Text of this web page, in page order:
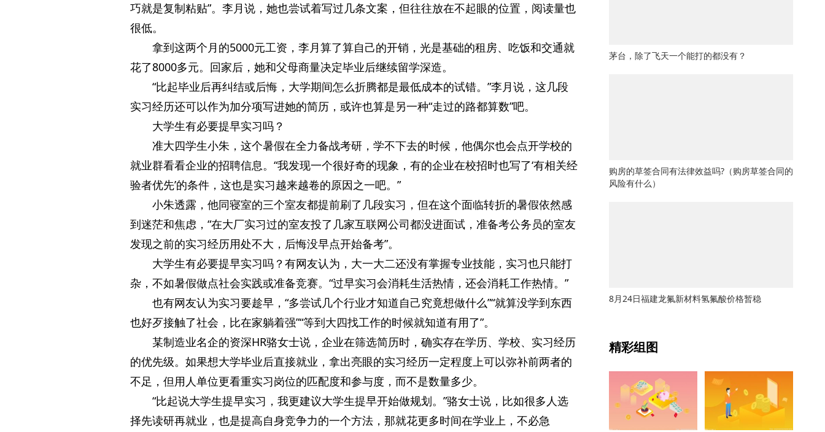
巧就是复制粘贴”。李月说，她也尝试着写过几条文案，但往往放在不起眼的位置，阅读量也
很低。
拿到这两个月的5000元工资，李月算了算自己的开销，光是基础的租房、吃饭和交通就
花了8000多元。回家后，她和父母商量决定毕业后继续留学深造。
“比起毕业后再纠结或后悔，大学期间怎么折腾都是最低成本的试错。”李月说，这几段
实习经历还可以作为加分项写进她的简历，或许也算是另一种“走过的路都算数”吧。
大学生有必要提早实习吗？
准大四学生小朱，这个暑假在全力备战考研，学不下去的时候，他偶尔也会点开学校的
就业群看看企业的招聘信息。“我发现一个很好奇的现象，有的企业在校招时也写了‘有相关经
验者优先’的条件，这也是实习越来越卷的原因之一吧。”
小朱透露，他同寝室的三个室友都提前刷了几段实习，但在这个面临转折的暑假依然感
到迷茫和焦虑，“在大厂实习过的室友投了几家互联网公司都没进面试，准备考公务员的室友
发现之前的实习经历用处不大，后悔没早点开始备考”。
大学生有必要提早实习吗？有网友认为，大一大二还没有掌握专业技能，实习也只能打
杂，不如暑假做点社会实践或准备竞赛。“过早实习会消耗生活热情，还会消耗工作热情。”
也有网友认为实习要趁早，“多尝试几个行业才知道自己究竟想做什么”“就算没学到东西
也好歹接触了社会，比在家躺着强”“等到大四找工作的时候就知道有用了”。
某制造业名企的资深HR骆女士说，企业在筛选简历时，确实存在学历、学校、实习经历
的优先级。如果想大学毕业后直接就业，拿出亮眼的实习经历一定程度上可以弥补前两者的
不足，但用人单位更看重实习岗位的匹配度和参与度，而不是数量多少。
“比起说大学生提早实习，我更建议大学生提早开始做规划。”骆女士说，比如很多人选
择先读研再就业，也是提高自身竞争力的一个方法，那就花更多时间在学业上，不必急
茅台，除了飞天一个能打的都没有？
购房的草签合同有法律效益吗?（购房草签合同的
风险有什么）
8月24日福建龙氟新材料氢氟酸价格暂稳
精彩组图